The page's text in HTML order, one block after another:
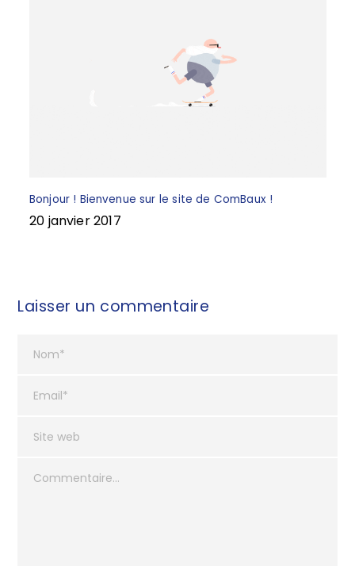
Bonjour ! Bienvenue sur le site de ComBaux !
20 janvier 2017
Laisser un commentaire